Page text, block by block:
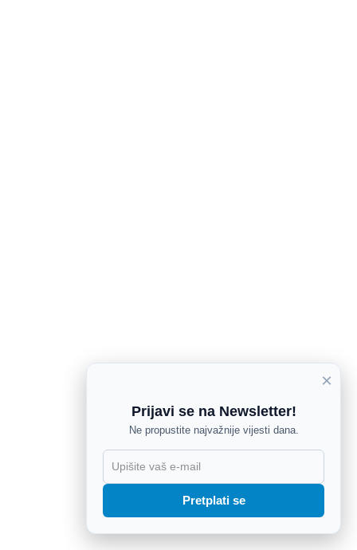
×
Prijavi se na Newsletter!
Ne propustite najvažnije vijesti dana.
Pretplati se